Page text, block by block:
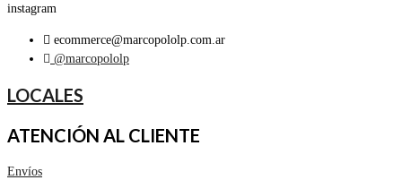
instagram
ecommerce@marcopololp.com.ar
@marcopololp
LOCALES
ATENCIÓN AL CLIENTE
Envíos